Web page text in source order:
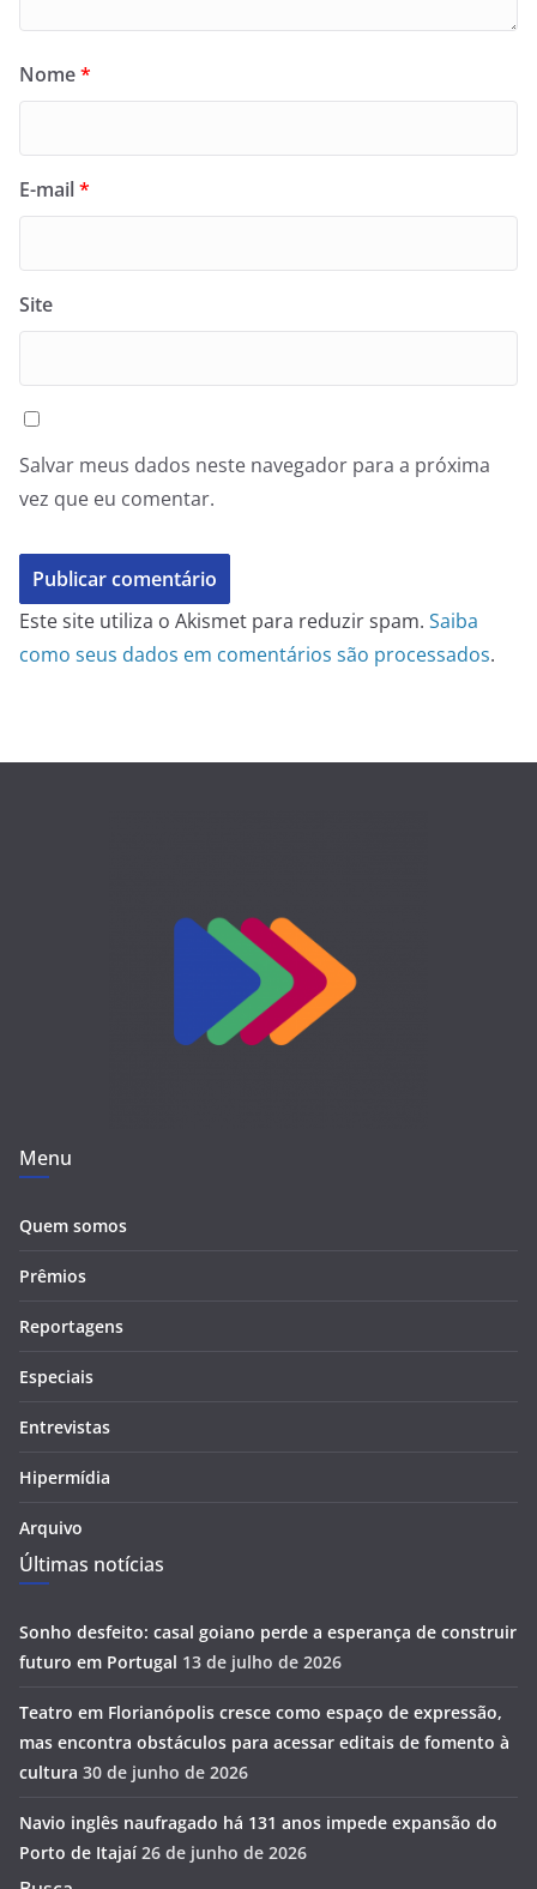
Nome*
E-mail*
Site
Salvar meus dados neste navegador para a próxima
vez que eu comentar.
Este site utiliza o Akismet para reduzir spam. Saiba
como seus dados em comentários são processados.
Menu
Quem somos
Prêmios
Reportagens
Especiais
Entrevistas
Hipermídia
Arquivo
Últimas notícias
Sonho desfeito: casal goiano perde a esperança de construir
futuro em Portugal 13 de julho de 2026
Teatro em Florianópolis cresce como espaço de expressão,
mas encontra obstáculos para acessar editais de fomento à
cultura 30 de junho de 2026
Navio inglês naufragado há 131 anos impede expansão do
Porto de Itajaí 26 de junho de 2026